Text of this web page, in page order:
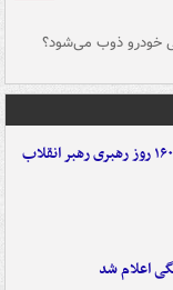
خودرو ذوب می‌شود؟
اعلام شد